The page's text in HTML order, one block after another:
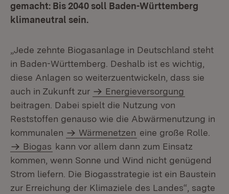
gemacht: Bis 2040 soll Baden-Württemberg
klimaneutral sein.
„Jede zehnte Biogasanlage in Deutschland steht
in Baden-Württemberg. Deshalb ist es wichtig,
diese Anlagen so weiterzuentwickeln, dass sie
auch in Zukunft zur
Energieversorgung
beitragen. Dabei spielt die Nutzung von
Reststoffen genauso wie die Abwärmenutzung in
kommunalen
Wärmenetzen eine große Rolle.
Biogas kann vor allem dann zum Einsatz
kommen, wenn Sonne und Wind nicht genügend
Strom liefern. Die Biogasstrategie ist ein Baustein
zur Erreichung der Klimaziele des Landes“, sagte